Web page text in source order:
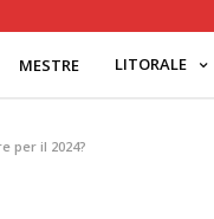
MESTRE LITORALE
per il 2024?